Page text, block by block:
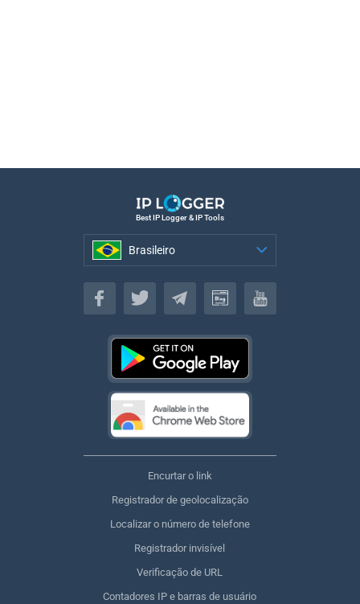
Best IP Logger & IP Tools
Brasileiro
Brasileiro
Encurtar o link
Registrador de geolocalização
Localizar o número de telefone
Registrador invisível
Verificação de URL
Contadores IP e barras de usuário